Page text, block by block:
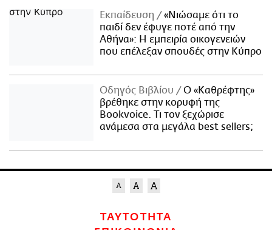
Εκπαίδευση
«Νιώσαμε ότι το
παιδί δεν έφυγε ποτέ από την
Αθήνα»: Η εμπειρία οικογενειών
που επέλεξαν σπουδές στην Κύπρο
Οδηγός Βιβλίου
Ο «Καθρέφτης»
βρέθηκε στην κορυφή της
Bookvoice. Τι τον ξεχώρισε
ανάμεσα στα μεγάλα best sellers;
ΤΑΥΤΟΤΗΤΑ